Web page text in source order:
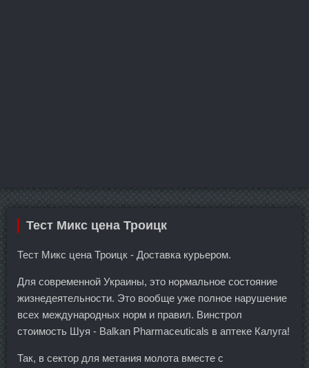
Тест Микс цена Троицк
Тест Микс цена Троицк - Доставка курьером.
Для современной Украины, это нормальное состояние
жизнедеятельности. Это вообще уже полное нарушение
всех международных норм и правил. Винстрол
стоимость Шуя - Balkan Pharmaceuticals в аптеке Калуга!
Так, в сектор для метания молота вместе с